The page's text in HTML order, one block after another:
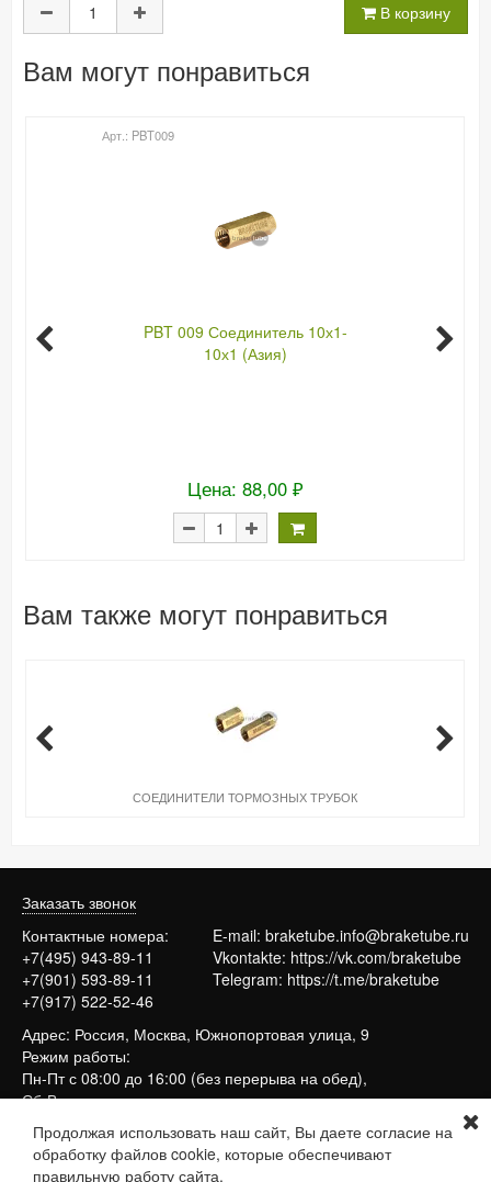
В корзину
Вам могут понравиться
Арт.: PBT009
PBT 009 Соединитель 10х1-
10х1 (Азия)
Цена: 88,00 ₽
Вам также могут понравиться
СОЕДИНИТЕЛИ ТОРМОЗНЫХ ТРУБОК
Заказать звонок
Контактные номера:
+7(495) 943-89-11
+7(901) 593-89-11
+7(917) 522-52-46
Адрес: Россия, Москва, Южнопортовая улица, 9
Режим работы:
Пн-Пт с 08:00 до 16:00 (без перерыва на обед),
Сб-Вс выходные
E-mail: braketube.info@braketube.ru
Vkontakte: https://vk.com/braketube
Telegram: https://t.me/braketube
Сайт работает на системеМойБизнес2
Продолжая использовать наш сайт, Вы даете согласие на
обработку файлов cookie, которые обеспечивают
правильную работу сайта.